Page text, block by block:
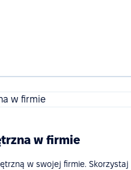
w firmie
w swojej firmie.